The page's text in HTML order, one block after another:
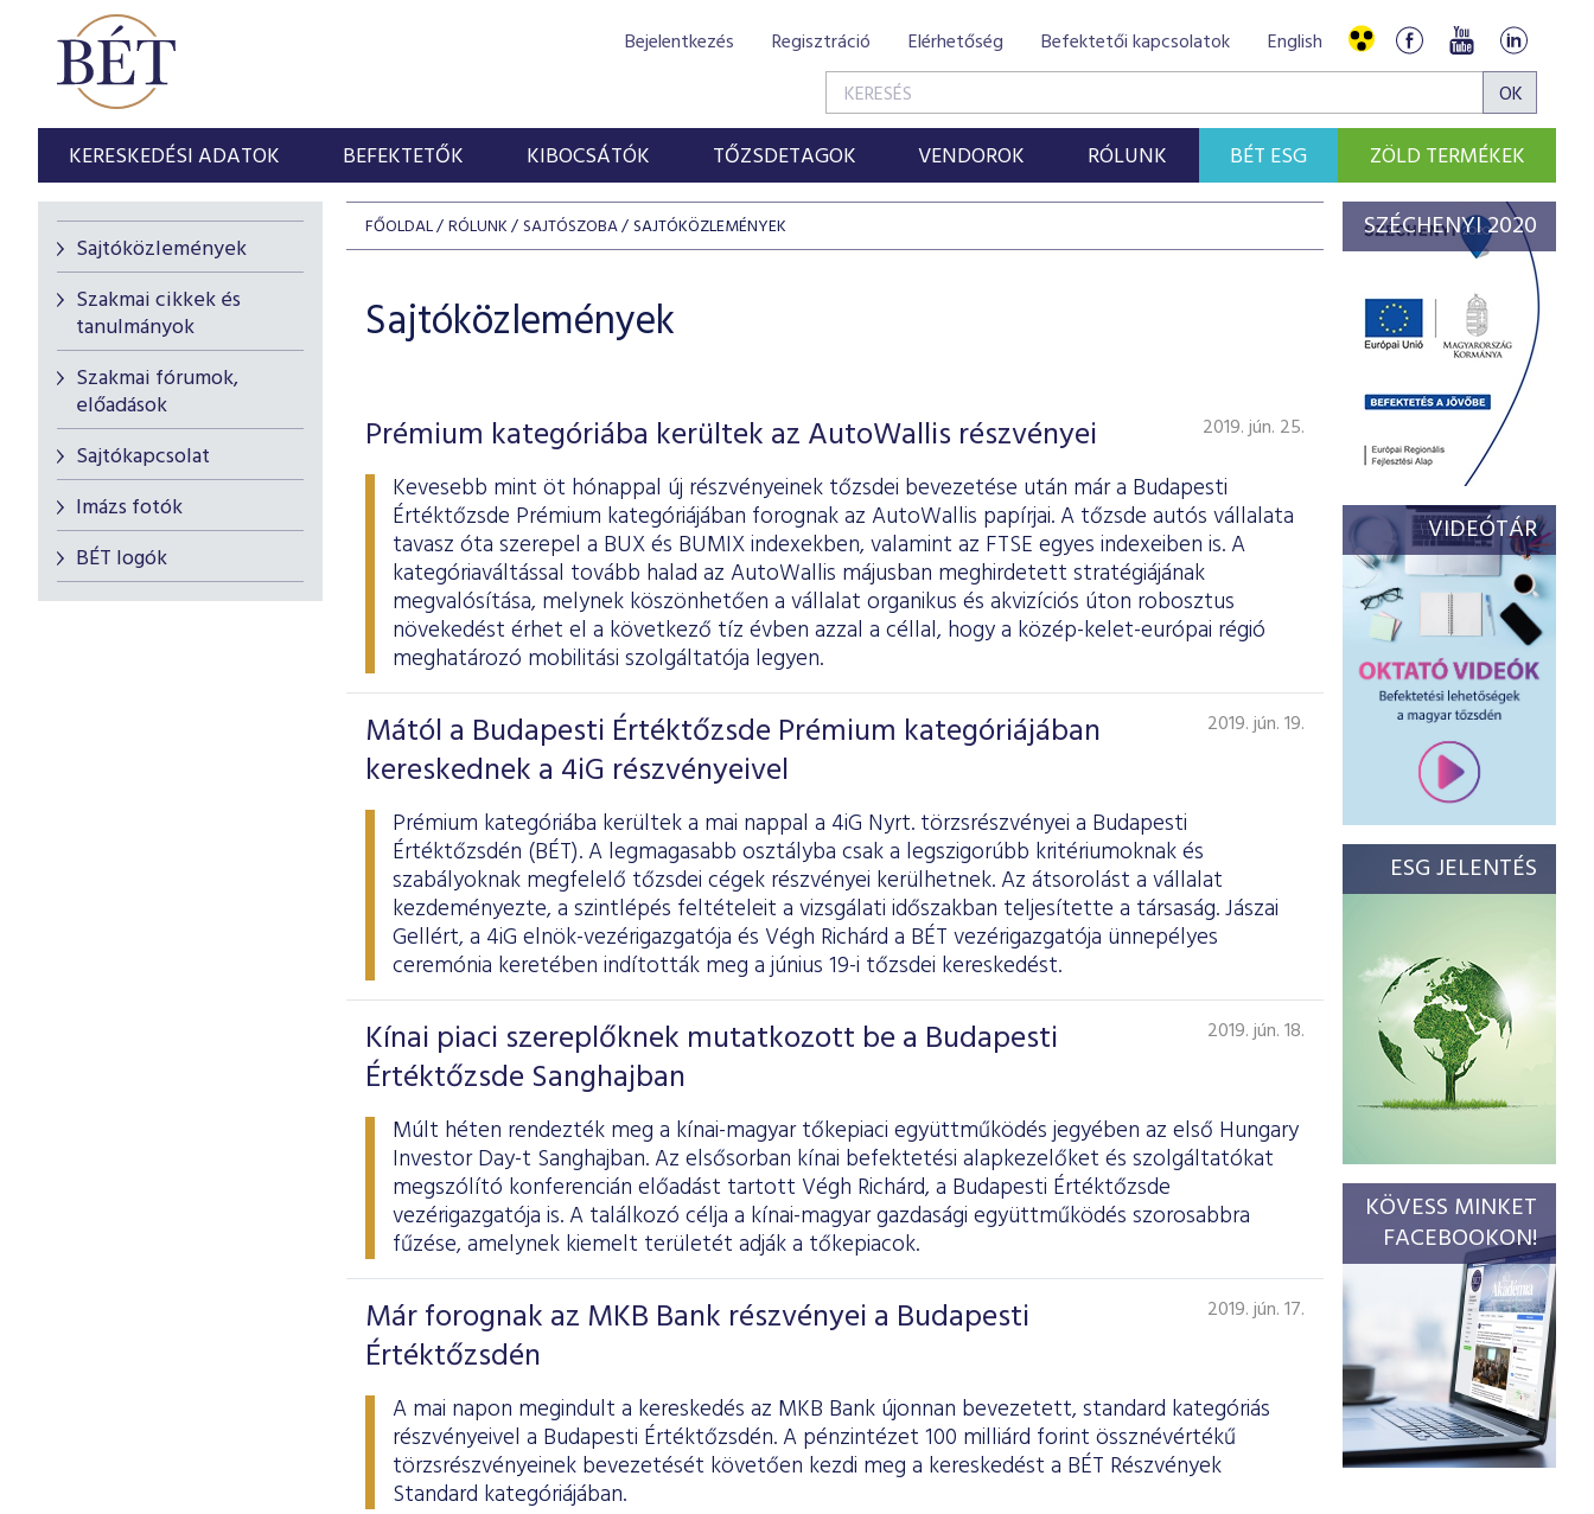
Bejelentkezés Regisztráció Elérhetőség Befektetői kapcsolatok English
KERESKEDÉSI ADATOK BEFEKTETŐK KIBOCSÁTÓK TŐZSDETAGOK VENDOROK RÓLUNK BÉT ESG ZÖLD TERMÉKEK
Sajtóközlemények
Szakmai cikkek és
tanulmányok
Szakmai fórumok,
előadások
Sajtókapcsolat
Imázs fotók
BÉT logók
FŐOLDAL RÓLUNK SAJTÓSZOBA SAJTÓKÖZLEMÉNYEK
Sajtóközlemények
Prémium kategóriába kerültek az AutoWallis részvényei 2019. jún. 25.
Kevesebb mint öt hónappal új részvényeinek tőzsdei bevezetése után már a Budapesti
Értéktőzsde Prémium kategóriájában forognak az AutoWallis papírjai. A tőzsde autós vállalata
tavasz óta szerepel a BUX és BUMIX indexekben, valamint az FTSE egyes indexeiben is. A
kategóriaváltással tovább halad az AutoWallis májusban meghirdetett stratégiájának
megvalósítása, melynek köszönhetően a vállalat organikus és akvizíciós úton robosztus
növekedést érhet el a következő tíz évben azzal a céllal, hogy a közép-kelet-európai régió
meghatározó mobilitási szolgáltatója legyen.
Mától a Budapesti Értéktőzsde Prémium kategóriájában
kereskednek a 4iG részvényeivel
2019. jún. 19.
Prémium kategóriába kerültek a mai nappal a 4iG Nyrt. törzsrészvényei a Budapesti
Értéktőzsdén (BÉT). A legmagasabb osztályba csak a legszigorúbb kritériumoknak és
szabályoknak megfelelő tőzsdei cégek részvényei kerülhetnek. Az átsorolást a vállalat
kezdeményezte, a szintlépés feltételeit a vizsgálati időszakban teljesítette a társaság. Jászai
Gellért, a 4iG elnök-vezérigazgatója és Végh Richárd a BÉT vezérigazgatója ünnepélyes
ceremónia keretében indították meg a június 19-i tőzsdei kereskedést.
Kínai piaci szereplőknek mutatkozott be a Budapesti
Értéktőzsde Sanghajban
2019. jún. 18.
Múlt héten rendezték meg a kínai-magyar tőkepiaci együttműködés jegyében az első Hungary
Investor Day-t Sanghajban. Az elsősorban kínai befektetési alapkezelőket és szolgáltatókat
megszólító konferencián előadást tartott Végh Richárd, a Budapesti Értéktőzsde
vezérigazgatója is. A találkozó célja a kínai-magyar gazdasági együttműködés szorosabbra
fűzése, amelynek kiemelt területét adják a tőkepiacok.
Már forognak az MKB Bank részvényei a Budapesti
Értéktőzsdén
2019. jún. 17.
A mai napon megindult a kereskedés az MKB Bank újonnan bevezetett, standard kategóriás
részvényeivel a Budapesti Értéktőzsdén. A pénzintézet 100 milliárd forint össznévértékű
törzsrészvényeinek bevezetését követően kezdi meg a kereskedést a BÉT Részvények
Standard kategóriájában.
SZÉCHENYI 2020
VIDEÓTÁR
ESG JELENTÉS
KÖVESS MINKET
FACEBOOKON!